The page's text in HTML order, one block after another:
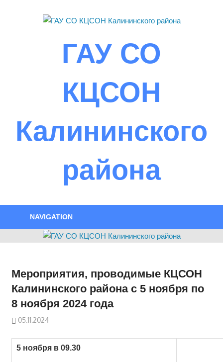
ГАУ СО
КЦСОН
Калининского
района
NAVIGATION
Мероприятия, проводимые КЦСОН
Калининского района с 5 ноября по
8 ноября 2024 года
05.11.2024
5 ноября в 09.30